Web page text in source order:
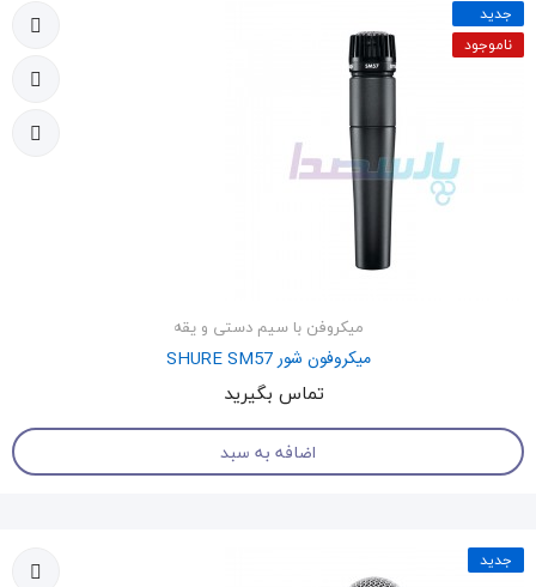
جدید
ناموجود
میکروفن با سیم دستی و یقه
میکروفون شور SHURE SM57
تماس بگیرید
اضافه به سبد
جدید